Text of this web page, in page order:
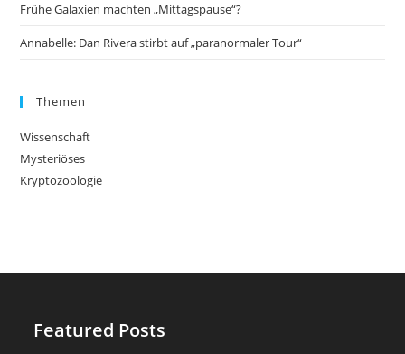
Frühe Galaxien machten „Mittagspause“?
Annabelle: Dan Rivera stirbt auf „paranormaler Tour“
Themen
Wissenschaft
Mysteriöses
Kryptozoologie
Featured Posts